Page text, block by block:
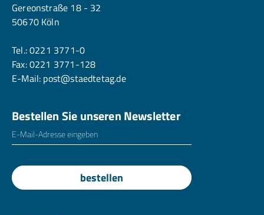
Gereonstraße 18 - 32
50670 Köln
Tel.:0221 3771-0
Fax: 0221 3771-128
E-Mail: post@staedtetag.de
Bestellen Sie unseren Newsletter
E-Mailadresse
bestellen